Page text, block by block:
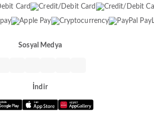
Sosyal Medya
İndir